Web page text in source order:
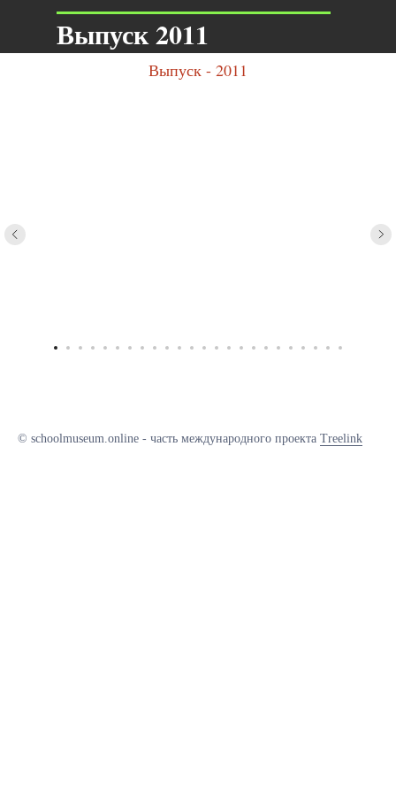
Выпуск 2011
Выпуск - 2011
© schoolmuseum.online - часть международного проекта Treelink